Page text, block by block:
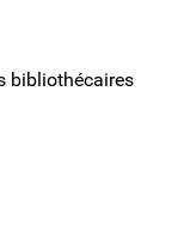
bibliothécaires